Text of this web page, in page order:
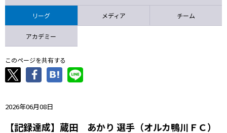
リーグ メディア チーム
アカデミー
このページを共有する
2026年06月08日
【記録達成】蔵田 あかり 選手（オルカ鴨川ＦＣ）